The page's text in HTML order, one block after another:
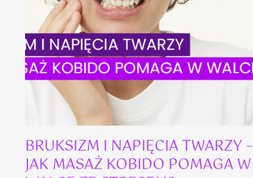
BRUKSIZM I NAPIĘCIA TWARZY –
JAK MASAŻ KOBIDO POMAGA W